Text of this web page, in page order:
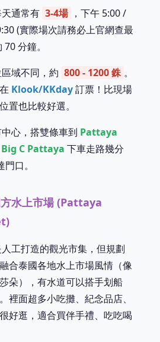
通常有 3-4場 ，下午 5:00 /
(實際場次請務必上官網查最
分鐘。
域不同，約 800 - 1200 銖 。
Klook/KKday訂票！比現場
置也比較好選。
心，搭雙條車到 Pattaya
Big C Pattaya 下車走路幾分
口。
水上市場 (Pattaya
工打造的觀光市集，但規劃
合泰國各地水上市場風情（像
朵），有水道可以搭手划船
裡面超多小吃攤、紀念品店、
好逛，適合買伴手禮、吃吃喝